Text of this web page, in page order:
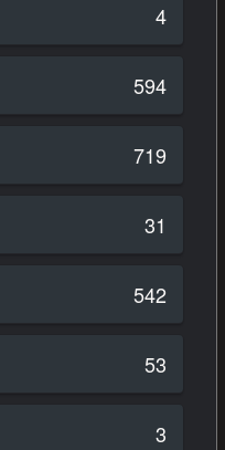
4
594
719
31
542
53
3